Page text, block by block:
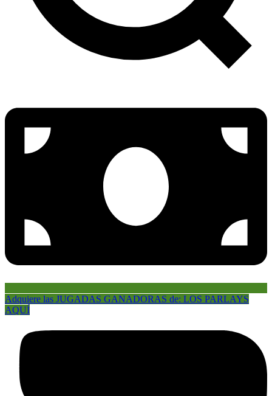
Adquiere las JUGADAS GANADORAS de: LOS PARLAYS
AQUÍ